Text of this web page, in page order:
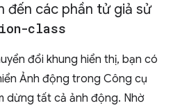
đến các phần tử giả sử
class
đổi khung hiển thị, bạn có
Ảnh động trong Công cụ
dừng tất cả ảnh động. Nhờ